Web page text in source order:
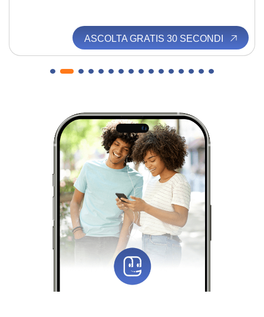
ASCOLTA GRATIS 30 SECONDI